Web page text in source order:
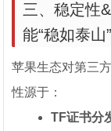
三、稳定性
能“稳如泰山
苹果生态对第三
性源于：
TF证书分